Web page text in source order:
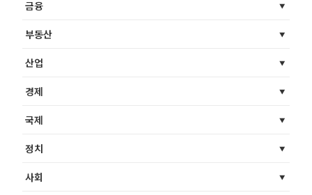
금융
부동산
산업
경제
국제
정치
사회